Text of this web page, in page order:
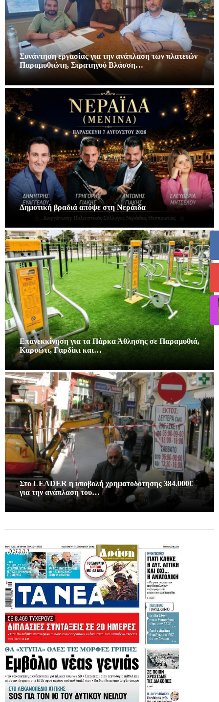
Συνάντηση εργασίας για την ανάπλαση των πλατειών
Παραμυθιώτη, Στρατηγού Βλάσση…
Δημοτική βραδιά απόψε στη Νεράιδα
Επανεκκίνηση για τα Πάρκα Άθλησης σε Παραμυθιά,
Καρυώτι, Γαρδίκι και…
Στο LEADER η υποβολή χρηματοδοτησης 384.000€
για την ανάπλαση του…